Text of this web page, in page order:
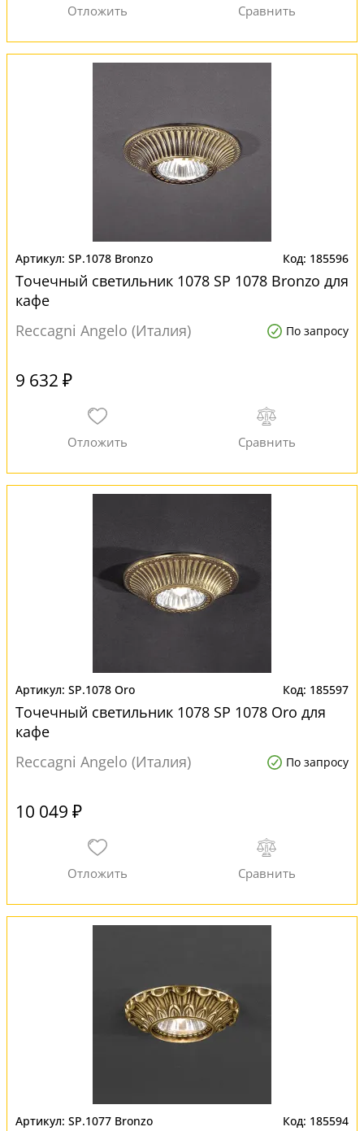
SP.1078 Bronzo 185596
Точечный светильник 1078 SP 1078 Bronzo для
кафе
Reccagni Angelo (Италия)
По запросу
9 632 ₽
SP.1078 Oro 185597
Точечный светильник 1078 SP 1078 Oro для
кафе
Reccagni Angelo (Италия)
По запросу
10 049 ₽
SP.1077 Bronzo 185594